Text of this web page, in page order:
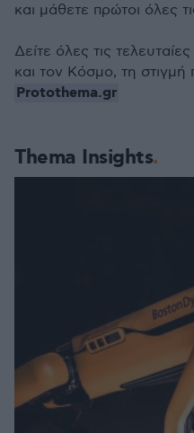
Thema Insights
και μάθετε πρώτοι όλες
Δείτε όλες τις τελευταίες
και τον Κόσμο, τη
Protothema.gr